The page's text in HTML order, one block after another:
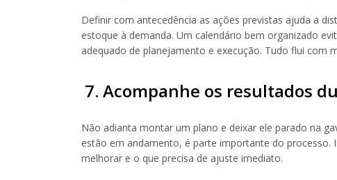
Definir com antecedência as ações previstas ajuda a
estoque à demanda. Um calendário bem organizado
adequado de planejamento e execução. Tudo flui com
7. Acompanhe os resultados
Não adianta montar um plano e deixar ele parado na
estão em andamento, é parte importante do
melhorar e o que precisa de ajuste imediato.